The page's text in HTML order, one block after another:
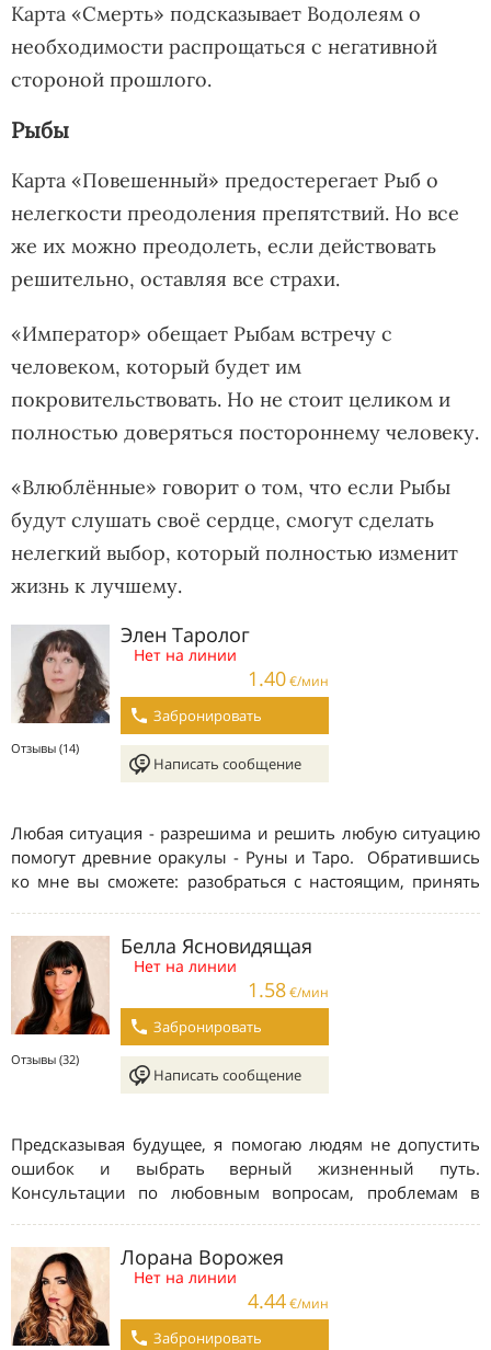
Карта «Смерть» подсказывает Водолеям о
необходимости распрощаться с негативной
стороной прошлого.
Рыбы
Карта «Повешенный» предостерегает Рыб о
нелегкости преодоления препятствий. Но все
же их можно преодолеть, если действовать
решительно, оставляя все страхи.
«Император» обещает Рыбам встречу с
человеком, который будет им
покровительствовать. Но не стоит целиком и
полностью доверяться постороннему человеку.
«Влюблённые» говорит о том, что если Рыбы
будут слушать своё сердце, смогут сделать
нелегкий выбор, который полностью изменит
жизнь к лучшему.